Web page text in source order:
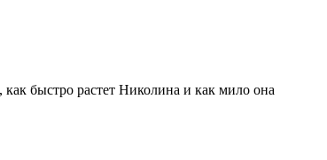
быстро растет Николина и как мило она